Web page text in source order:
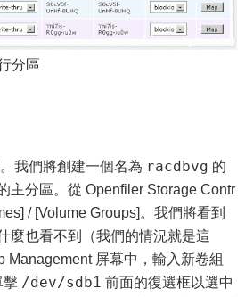
分區
我們將創建一個名為 racdbvg 的
主分區。從 Openfiler Storage Contr
/ [Volume Groups]。我們將看到
麼也看不到（我們的情況就是這
Management 屏幕中，輸入新卷組
擊 /dev/sdb1 前面的復選框以選中